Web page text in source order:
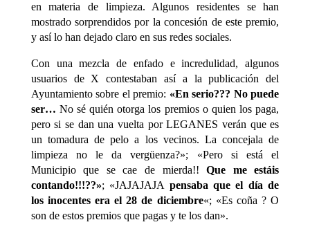
en materia de limpieza. Algunos residentes se han
mostrado sorprendidos por la concesión de este premio,
y así lo han dejado claro en sus redes sociales.
Con una mezcla de enfado e incredulidad, algunos
usuarios de X contestaban así a la publicación del
Ayuntamiento sobre el premio: «En serio??? No puede
ser… No sé quién otorga los premios o quien los paga,
pero si se dan una vuelta por LEGANES verán que es
un tomadura de pelo a los vecinos. La concejala de
limpieza no le da vergüenza?»; «Pero si está el
Municipio que se cae de mierda!! Que me estáis
contando!!!??»; «JAJAJAJA pensaba que el día de
los inocentes era el 28 de diciembre«; «Es coña ? O
son de estos premios que pagas y te los dan».